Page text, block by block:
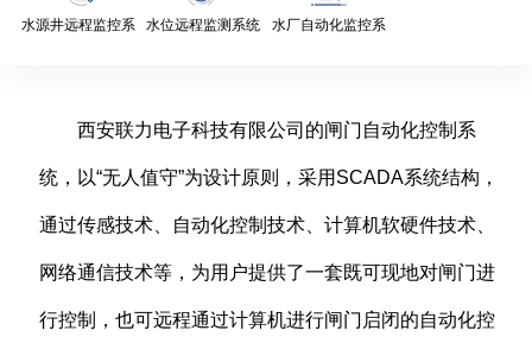
水源井远程监控系
水位远程监测系统
水厂自动化监控系
西安联力电子科技有限公司的闸门自动化控制系
统，以“无人值守”为设计原则，采用SCADA系统结构，
通过传感技术、自动化控制技术、计算机软硬件技术、
网络通信技术等，为用户提供了一套既可现地对闸门进
行控制，也可远程通过计算机进行闸门启闭的自动化控